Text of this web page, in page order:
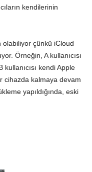
kendilerinin
olabiliyor çünkü iCloud
Örneğin, A kullanıcısı
kendi Apple
cihazda kalmaya devam
yapıldığında, eski